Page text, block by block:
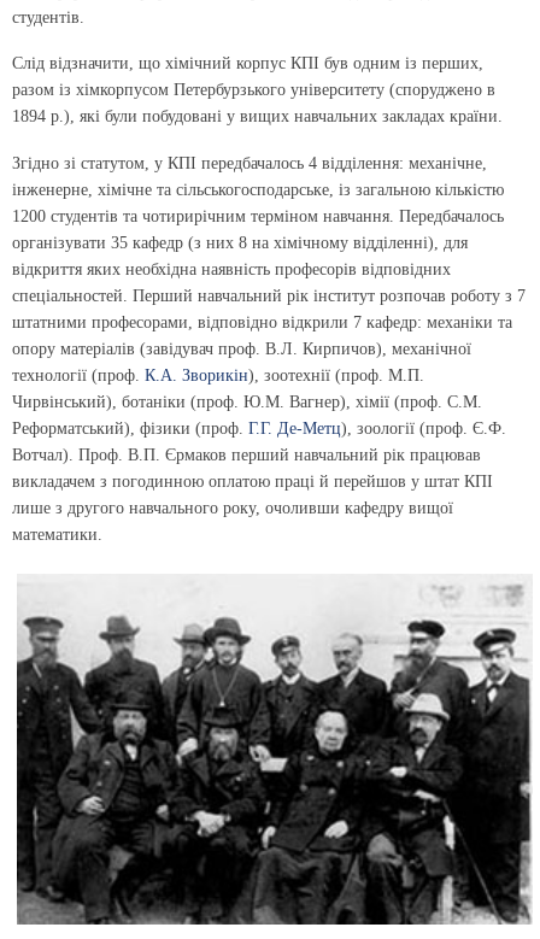
студентів.
Слід відзначити, що хімічний корпус КПІ був одним із перших,
разом із хімкорпусом Петербурзького університету (споруджено в
1894 р.), які були побудовані у вищих навчальних закладах країни.
Згідно зі статутом, у КПІ передбачалось 4 відділення: механічне,
інженерне, хімічне та сільськогосподарське, із загальною кількістю
1200 студентів та чотирирічним терміном навчання. Передбачалось
організувати 35 кафедр (з них 8 на хімічному відділенні), для
відкриття яких необхідна наявність професорів відповідних
спеціальностей. Перший навчальний рік інститут розпочав роботу з 7
штатними професорами, відповідно відкрили 7 кафедр: механіки та
опору матеріалів (завідувач проф. В.Л. Кирпичов), механічної
технології (проф. К.А. Зворикін), зоотехнії (проф. М.П.
Чирвінський), ботаніки (проф. Ю.М. Вагнер), хімії (проф. С.М.
Реформатський), фізики (проф. Г.Г. Де-Метц), зоології (проф. Є.Ф.
Вотчал). Проф. В.П. Єрмаков перший навчальний рік працював
викладачем з погодинною оплатою праці й перейшов у штат КПІ
лише з другого навчального року, очоливши кафедру вищої
математики.